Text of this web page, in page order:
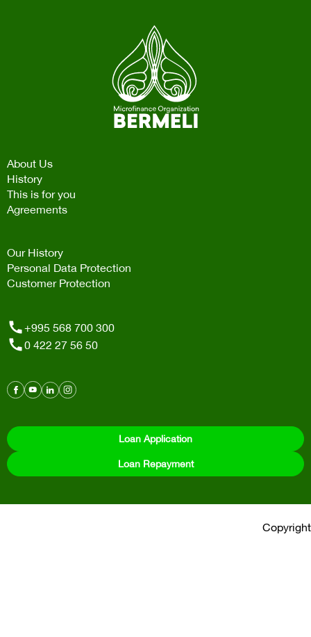
About Us
History
This is for you
Agreements
Our History
Personal Data Protection
Customer Protection
+995 568 700 300
0 422 27 56 50
Loan Application
Loan Repayment
Copyright